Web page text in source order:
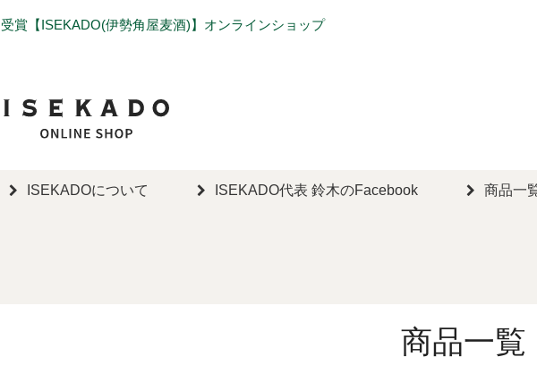
賞【ISEKADO(伊勢角屋麦酒)】オンラインショップ
ISEKADOについて ISEKADO代表 鈴木のFacebook 商品一
商品一覧